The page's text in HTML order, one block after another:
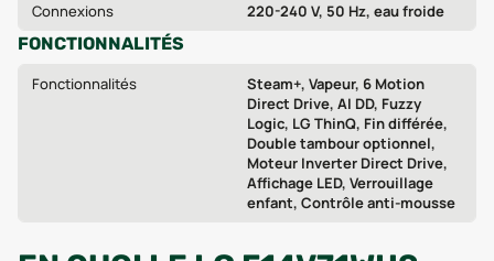
Connexions
220-240 V, 50 Hz, eau froide
FONCTIONNALITÉS
Fonctionnalités
Steam+, Vapeur, 6 Motion
Direct Drive, AI DD, Fuzzy
Logic, LG ThinQ, Fin différée,
Double tambour optionnel,
Moteur Inverter Direct Drive,
Affichage LED, Verrouillage
enfant, Contrôle anti-mousse